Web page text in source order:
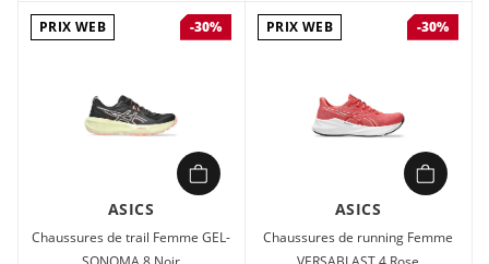
PRIX WEB -30%
ASICS
Chaussures de trail Femme GEL-
PRIX WEB -30%
ASICS
Chaussures de running Femme